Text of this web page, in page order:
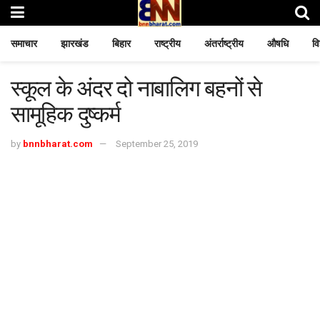
समाचार झारखंड बिहार राष्ट्रीय अंतर्राष्ट्रीय औषधि
स्कूल के अंदर दो नाबालिग बहनों से
सामूहिक दुष्कर्म
by bnnbharat.com September 25, 2019